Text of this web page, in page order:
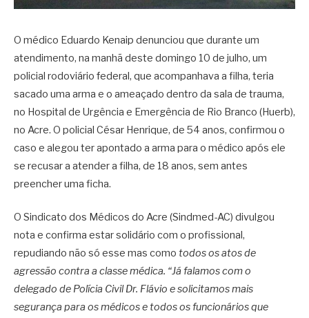
O médico Eduardo Kenaip denunciou que durante um
atendimento, na manhã deste domingo 10 de julho, um
policial rodoviário federal, que acompanhava a filha, teria
sacado uma arma e o ameaçado dentro da sala de trauma,
no Hospital de Urgência e Emergência de Rio Branco (Huerb),
no Acre. O policial César Henrique, de 54 anos, confirmou o
caso e alegou ter apontado a arma para o médico após ele
se recusar a atender a filha, de 18 anos, sem antes
preencher uma ficha.
O Sindicato dos Médicos do Acre (Sindmed-AC) divulgou
nota e confirma estar solidário com o profissional,
repudiando não só esse mas como todos os atos de
agressão contra a classe médica. “Já falamos com o
delegado de Polícia Civil Dr. Flávio e solicitamos mais
segurança para os médicos e todos os funcionários que